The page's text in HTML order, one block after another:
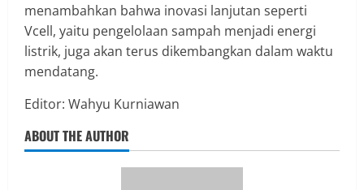
menambahkan bahwa inovasi lanjutan seperti
Vcell, yaitu pengelolaan sampah menjadi energi
listrik, juga akan terus dikembangkan dalam waktu
mendatang.
Editor: Wahyu Kurniawan
ABOUT THE AUTHOR